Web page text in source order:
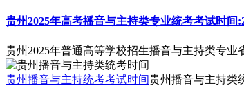
贵州2025年高考播音与主持类专业统考考试时间
贵州2025年普通高等学校招生播音与主持类专业
贵州播音与主持统考考试时间贵州播音与主持类